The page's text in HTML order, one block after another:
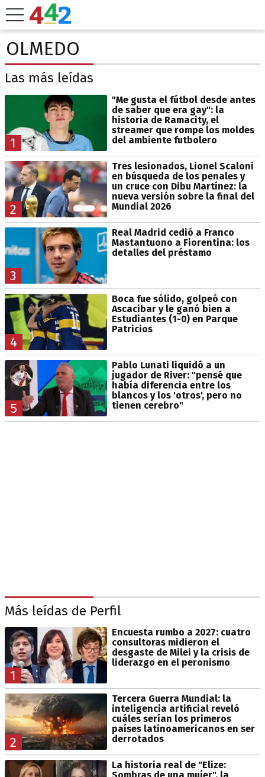
OLMEDO
Las más leídas
1
"Me gusta el fútbol desde antes
de saber que era gay": la
historia de Ramacity, el
streamer que rompe los moldes
del ambiente futbolero
2
Tres lesionados, Lionel Scaloni
en búsqueda de los penales y
un cruce con Dibu Martínez: la
nueva versión sobre la final del
Mundial 2026
3
Real Madrid cedió a Franco
Mastantuono a Fiorentina: los
detalles del préstamo
4
Boca fue sólido, golpeó con
Ascacibar y le ganó bien a
Estudiantes (1-0) en Parque
Patricios
5
Pablo Lunati liquidó a un
jugador de River: "pensé que
había diferencia entre los
blancos y los 'otros', pero no
tienen cerebro"
Más leídas de Perfil
1
Encuesta rumbo a 2027: cuatro
consultoras midieron el
desgaste de Milei y la crisis de
liderazgo en el peronismo
2
Tercera Guerra Mundial: la
inteligencia artificial reveló
cuáles serían los primeros
países latinoamericanos en ser
derrotados
La historia real de "Elize: